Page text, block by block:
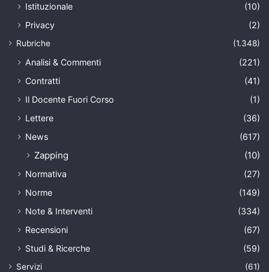
Istituzionale
(10)
Privacy
(2)
Rubriche (1.348)
Analisi & Commenti
(221)
Contratti
(41)
Il Docente Fuori Corso
(1)
Lettere
(36)
News
(617)
Zapping (10)
Normativa
(27)
Norme
(149)
Note & Interventi
(334)
Recensioni
(67)
Studi & Ricerche
(59)
Servizi (61)